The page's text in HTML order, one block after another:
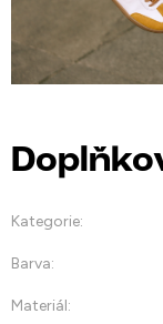
Kategorie:
Barva:
Materiál: